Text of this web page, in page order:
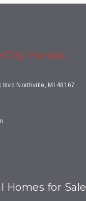
Heroes
blvd Northville, MI 48167
Homes for Sale